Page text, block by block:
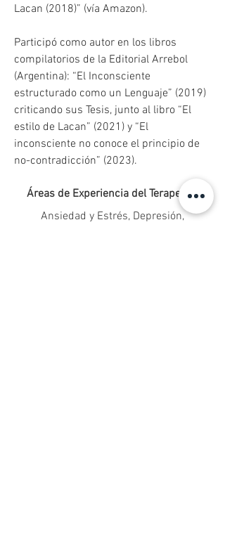
Lacan (2018)” (vía Amazon).
Participó como autor en los libros
compilatorios de la Editorial Arrebol
(Argentina): “El Inconsciente
estructurado como un Lenguaje” (2019)
criticando sus Tesis, junto al libro “El
estilo de Lacan” (2021) y “El
inconsciente no conoce el principio de
no-contradicción” (2023).
Áreas de Experiencia del Terapeuta:
Ansiedad y Estrés, Depresión,